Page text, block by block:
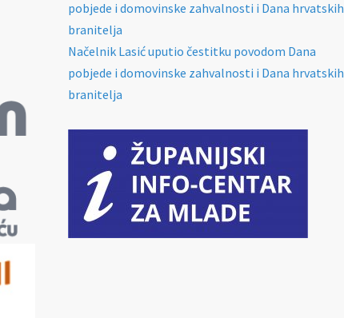
pobjede i domovinske zahvalnosti i Dana hrvatskih
branitelja
Načelnik Lasić uputio čestitku povodom Dana
pobjede i domovinske zahvalnosti i Dana hrvatskih
branitelja